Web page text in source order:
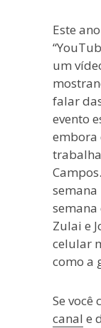
Este
um
falar
evento
embora
semana
semana
Zulai e
celular
como a
Se você
canal e